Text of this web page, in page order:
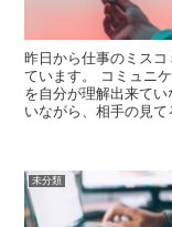
昨日から仕事のミス
ています。 コミュニ
を自分が理解出来て
いながら、相手の見て
未分類